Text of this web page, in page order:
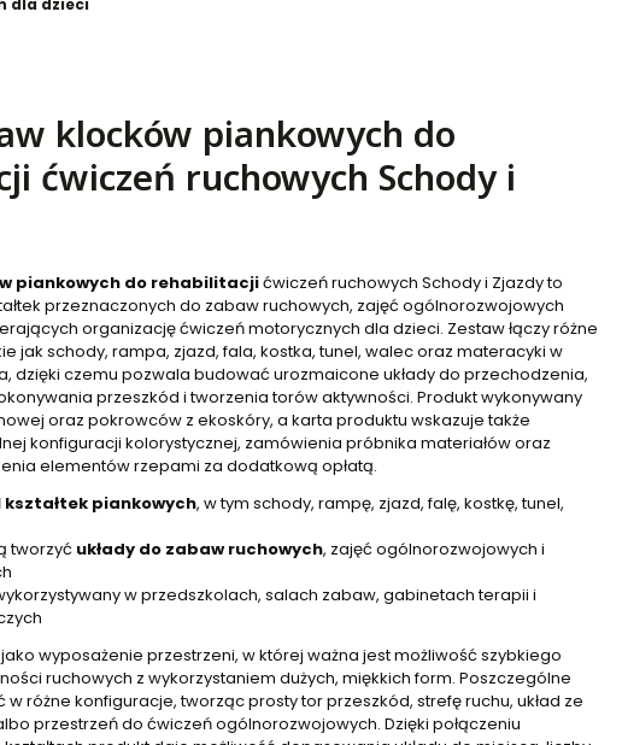
dla dzieci
klocków piankowych do
ćwiczeń ruchowych Schody i
piankowych do rehabilitacjićwiczeń ruchowych Schody i Zjazdy to
przeznaczonych do zabaw ruchowych, zajęć ogólnorozwojowych
organizację ćwiczeń motorycznych dla dzieci. Zestaw łączy różne
jak schody, rampa, zjazd, fala, kostka, tunel, walec oraz materacyki w
dzięki czemu pozwala budować urozmaicone układy do przechodzenia,
przeszkód i tworzenia torów aktywności. Produkt wykonywany
oraz pokrowców z ekoskóry, a karta produktu wskazuje także
konfiguracji kolorystycznej, zamówienia próbnika materiałów oraz
elementów rzepami za dodatkową opłatą.
kształtek piankowych, w tym schody, rampę, zjazd, falę, kostkę, tunel,
tworzyć układy do zabaw ruchowych, zajęć ogólnorozwojowych i
w przedszkolach, salach zabaw, gabinetach terapii i
wyposażenie przestrzeni, w której ważna jest możliwość szybkiego
ruchowych z wykorzystaniem dużych, miękkich form. Poszczególne
w różne konfiguracje, tworząc prosty tor przeszkód, strefę ruchu, układ ze
przestrzeń do ćwiczeń ogólnorozwojowych. Dzięki połączeniu